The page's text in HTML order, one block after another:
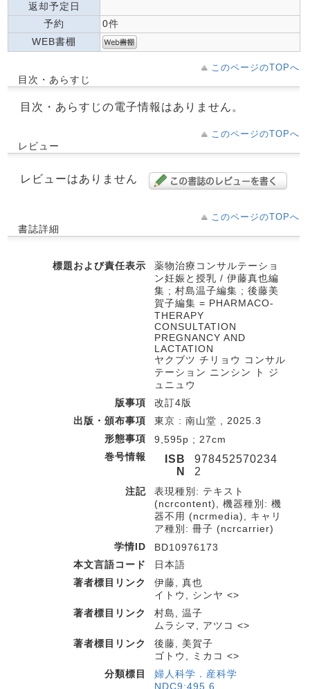
返却予定日
予約
0件
WEB書棚
このページのTOPへ
目次・あらすじ
目次・あらすじの電子情報はありません。
このページのTOPへ
レビュー
レビューはありません
このページのTOPへ
書誌詳細
標題および責任表示
薬物治療コンサルテーショ
ン妊娠と授乳 / 伊藤真也編
集 ; 村島温子編集 ; 後藤美
賀子編集 = PHARMACO-
THERAPY
CONSULTATION
PREGNANCY AND
LACTATION
ヤクブツ チリョウ コンサル
テーション ニンシン ト ジ
ュニュウ
版事項
改訂4版
出版・頒布事項
東京 : 南山堂 , 2025.3
形態事項
9,595p ; 27cm
巻号情報
ISB
N
978452570234
2
注記
表現種別: テキスト
(ncrcontent), 機器種別: 機
器不用 (ncrmedia), キャリ
ア種別: 冊子 (ncrcarrier)
学情ID
BD10976173
本文言語コード
日本語
著者標目リンク
伊藤, 真也
イトウ, シンヤ <>
著者標目リンク
村島, 温子
ムラシマ, アツコ <>
著者標目リンク
後藤, 美賀子
ゴトウ, ミカコ <>
分類標目
婦人科学．産科学
NDC9:495.6